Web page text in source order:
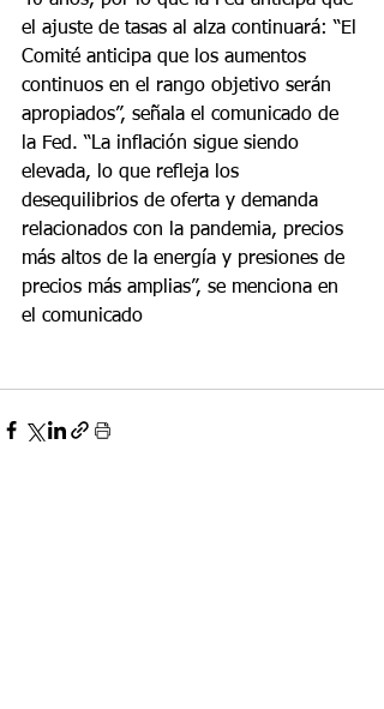
el ajuste de tasas al alza continuará: “El
Comité anticipa que los aumentos
continuos en el rango objetivo serán
apropiados”, señala el comunicado de
la Fed. “La inflación sigue siendo
elevada, lo que refleja los
desequilibrios de oferta y demanda
relacionados con la pandemia, precios
más altos de la energía y presiones de
precios más amplias”, se menciona en
el comunicado